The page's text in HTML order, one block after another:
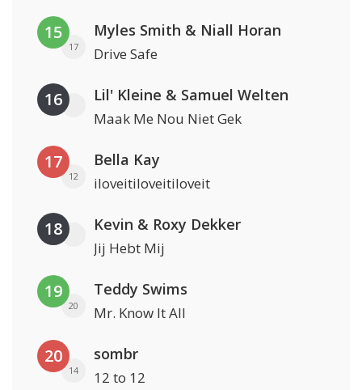
15
17
Myles Smith & Niall Horan
Drive Safe
16 Lil' Kleine & Samuel Welten
Maak Me Nou Niet Gek
17
12
Bella Kay
iloveitiloveitiloveit
18 Kevin & Roxy Dekker
Jij Hebt Mij
19
20
Teddy Swims
Mr. Know It All
20
14
sombr
12 to 12